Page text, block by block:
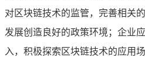
对区块链技术的监管，完善相关
发展创造良好的政策环境；企业
入，积极探索区块链技术的应用